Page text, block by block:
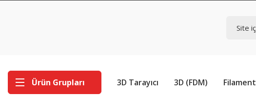
Ürün Grupları 3D Tarayıcı 3D (FDM) Filament